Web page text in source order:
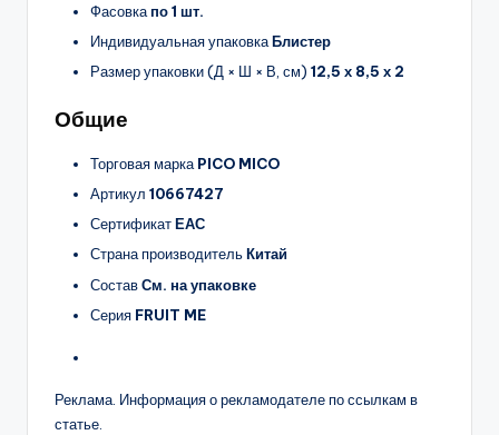
Фасовкапо 1 шт.
Индивидуальная упаковкаБлистер
Размер упаковки (Д × Ш × В, см) 12,5 х 8,5 х 2
Общие
Торговая марка PICO MICO
Артикул 10667427
СертификатЕАС
Страна производительКитай
СоставСм. на упаковке
Серия FRUIT ME
Реклама. Информация о рекламодателе по ссылкам в
статье.